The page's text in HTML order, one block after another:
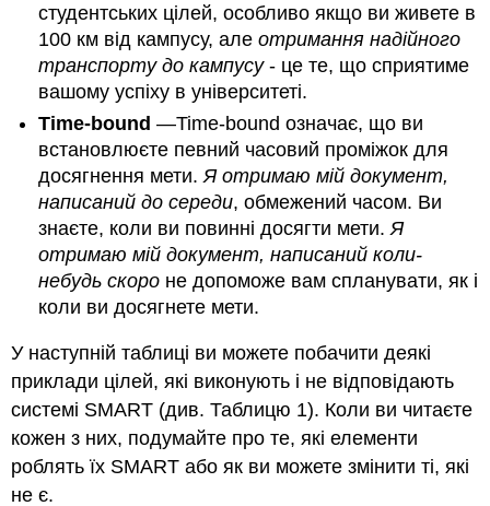
студентських цілей, особливо якщо ви живете в
100 км від кампусу, алеотримання надійного
транспорту до кампусу- це те, що сприятиме
вашому успіху в університеті.
Time-bound —Time-bound означає, що ви
встановлюєте певний часовий проміжок для
досягнення мети.Я отримаю мій документ,
написаний до середи, обмежений часом. Ви
знаєте, коли ви повинні досягти мети.Я
отримаю мій документ, написаний коли-
небудь скоро не допоможе вам спланувати, як і
коли ви досягнете мети.
У наступній таблиці ви можете побачити деякі
приклади цілей, які виконують і не відповідають
системі SMART (див. Таблицю 1). Коли ви читаєте
кожен з них, подумайте про те, які елементи
роблять їх SMART або як ви можете змінити ті, які
не є.